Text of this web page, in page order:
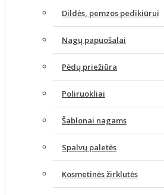
Dildės, pemzos pedikiūrui
Nagų papuošalai
Pėdų priežiūra
Poliruokliai
Šablonai nagams
Spalvų paletės
Kosmetinės žirklutės